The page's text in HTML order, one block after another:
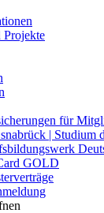
für
| Studium
GOLD